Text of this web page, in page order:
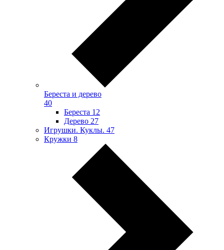
Береста и дерево
40
Береста 12
Дерево 27
Игрушки. Куклы. 47
Кружки 8